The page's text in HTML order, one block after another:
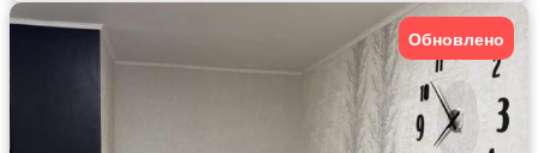
Обновлено